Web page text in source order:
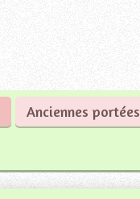
Anciennes portées